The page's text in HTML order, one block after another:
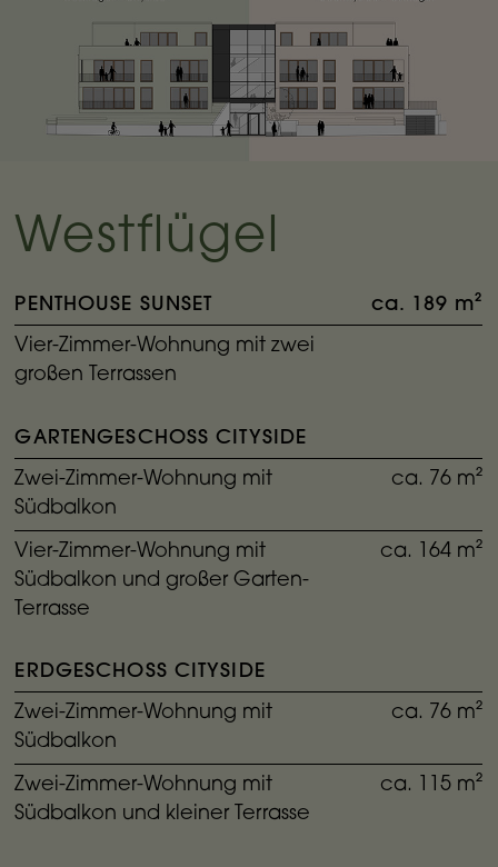
Westflügel
PENTHOUSE SUNSET ca. 189 m²
Vier-Zimmer-Wohnung mit zwei
großen Terrassen
GARTENGESCHOSS CITYSIDE
Zwei-Zimmer-Wohnung mit
Südbalkon
ca. 76 m²
Vier-Zimmer-Wohnung mit
Südbalkon und großer Garten-
Terrasse
ca. 164 m²
ERDGESCHOSS CITYSIDE
Zwei-Zimmer-Wohnung mit
Südbalkon
ca. 76 m²
Zwei-Zimmer-Wohnung mit
Südbalkon und kleiner Terrasse
ca. 115 m²